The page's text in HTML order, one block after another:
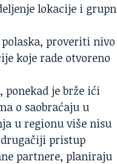
lokacije i
proveriti nivo
koje rade otvoreno
je brže ići
o saobraćaju u
u regionu više nisu
drugačiji pristup
partnere, planiraju